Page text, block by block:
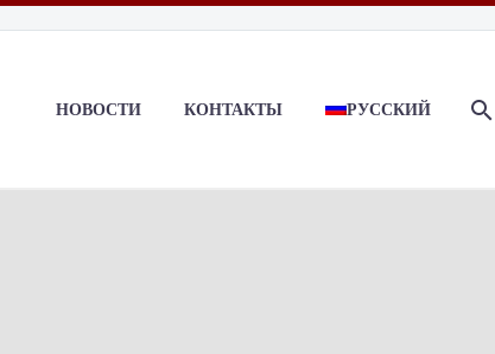
НОВОСТИ КОНТАКТЫ РУССКИЙ